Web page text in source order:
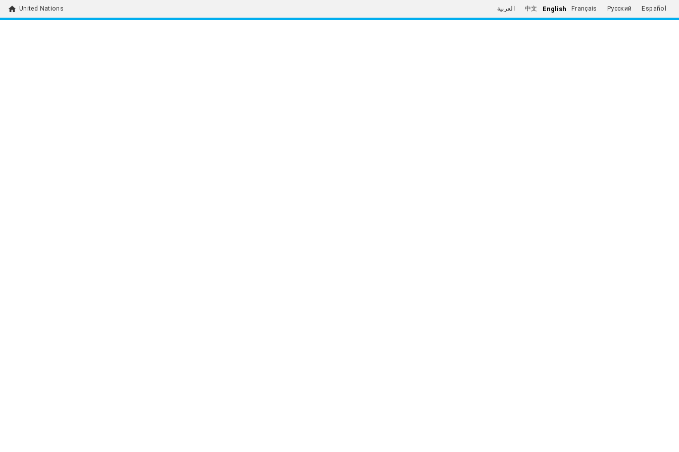
home United Nations العربية 中文 English Français Русский Español